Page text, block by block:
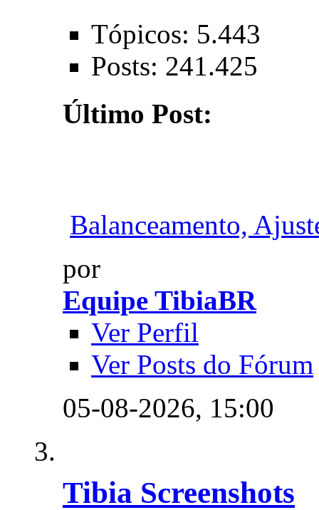
Tópicos: 5.443
Posts: 241.425
Último Post:
Balanceamento,
por
Equipe TibiaBR
Ver Perfil
Ver Posts do Fórum
05-08-2026, 15:00
Tibia Screenshots